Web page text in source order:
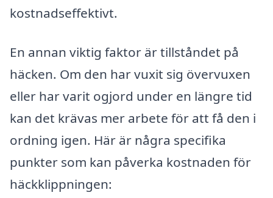
kostnadseffektivt.
En annan viktig faktor är tillståndet på
häcken. Om den har vuxit sig övervuxen
eller har varit ogjord under en längre tid
kan det krävas mer arbete för att få den i
ordning igen. Här är några specifika
punkter som kan påverka kostnaden för
häckklippningen: